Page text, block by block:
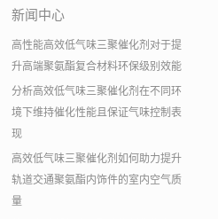
新闻中心
高性能高效低气味三聚催化剂对于提
升高端聚氨酯复合材料环保级别效能
分析高效低气味三聚催化剂在不同环
境下维持催化性能且保证气味控制表
现
高效低气味三聚催化剂如何助力提升
轨道交通聚氨酯内饰件的室内空气质
量